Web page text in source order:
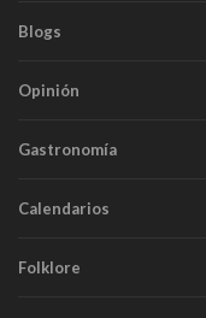
Blogs
Opinión
Gastronomía
Calendarios
Folklore